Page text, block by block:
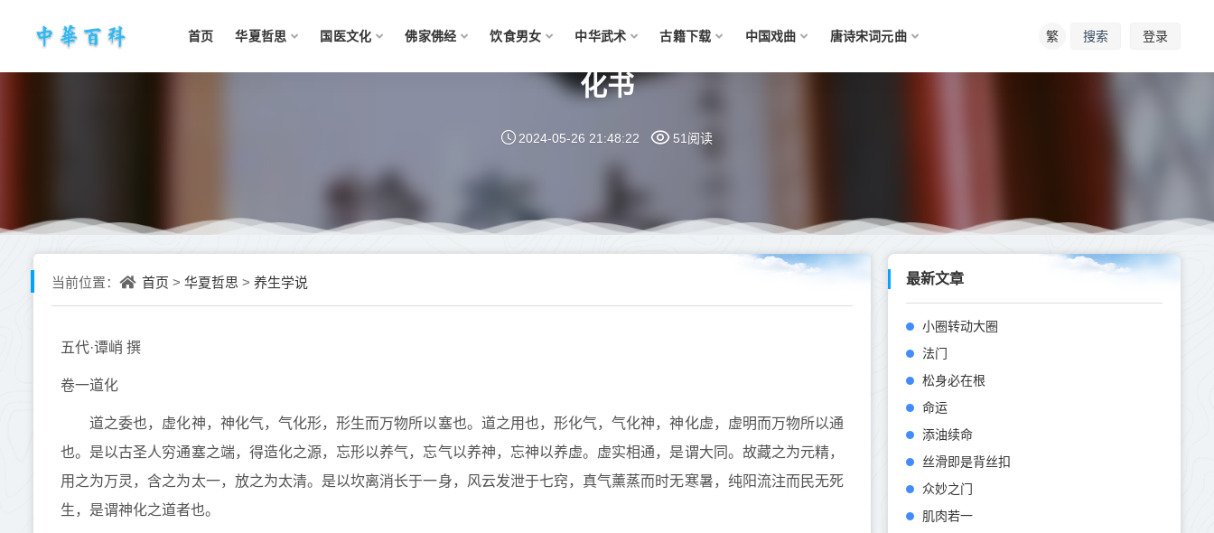
首页 华夏哲思 国医文化 佛家佛经 饮食男女 中华武术 古籍下载 中国戏曲 唐诗宋词元曲 繁 搜索 登录
化书
2024-05-26 21:48:22 51阅读
当前位置： 首页 > 华夏哲思 > 养生学说
五代·谭峭 撰
卷一道化
道之委也，虚化神，神化气，气化形，形生而万物所以塞也。道之用也，形化气，气化神，神化虚，虚明而万物所以通
也。是以古圣人穷通塞之端，得造化之源，忘形以养气，忘气以养神，忘神以养虚。虚实相通，是谓大同。故藏之为元精，
用之为万灵，含之为太一，放之为太清。是以坎离消长于一身，风云发泄于七窍，真气薰蒸而时无寒暑，纯阳流注而民无死
生，是谓神化之道者也。
最新文章
小圈转动大圈
法门
松身必在根
命运
添油续命
丝滑即是背丝扣
众妙之门
肌肉若一